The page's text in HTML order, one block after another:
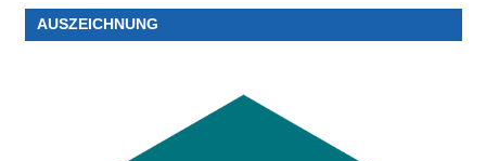
AUSZEICHNUNG